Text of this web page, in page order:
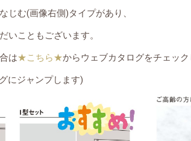
じむ(画像右側)タイプがあり、
いこともございます。
は★こちら★からウェブカタログをチェッ
にジャンプします)